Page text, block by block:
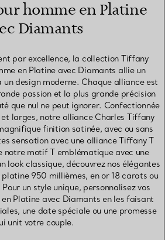
homme en Platine
Diamants
par excellence, la collection Tiffany
en Platine avec Diamants allie un
design moderne. Chaque alliance est
passion et la plus grande précision
que nul ne peut ignorer. Confectionnée
larges, notre alliance Charles Tiffany
finition satinée, avec ou sans
sensation avec une alliance Tiffany T
notre motif T emblématique avec une
look classique, découvrez nos élégantes
950 millièmes, en or 18 carats ou
un style unique, personnalisez vos
Platine avec Diamants en les faisant
une date spéciale ou une promesse
unit votre couple.